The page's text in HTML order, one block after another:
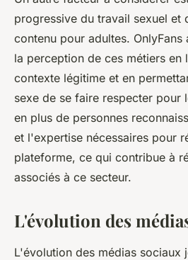
progressive du travail sexuel et
contenu pour adultes.
la perception de ces métiers en
contexte légitime et en
sexe de se faire respecter pour
en plus de personnes
et l'expertise nécessaires pour
plateforme, ce qui contribue à
associés à ce secteur.
L'évolution des
L'évolution des médias sociaux